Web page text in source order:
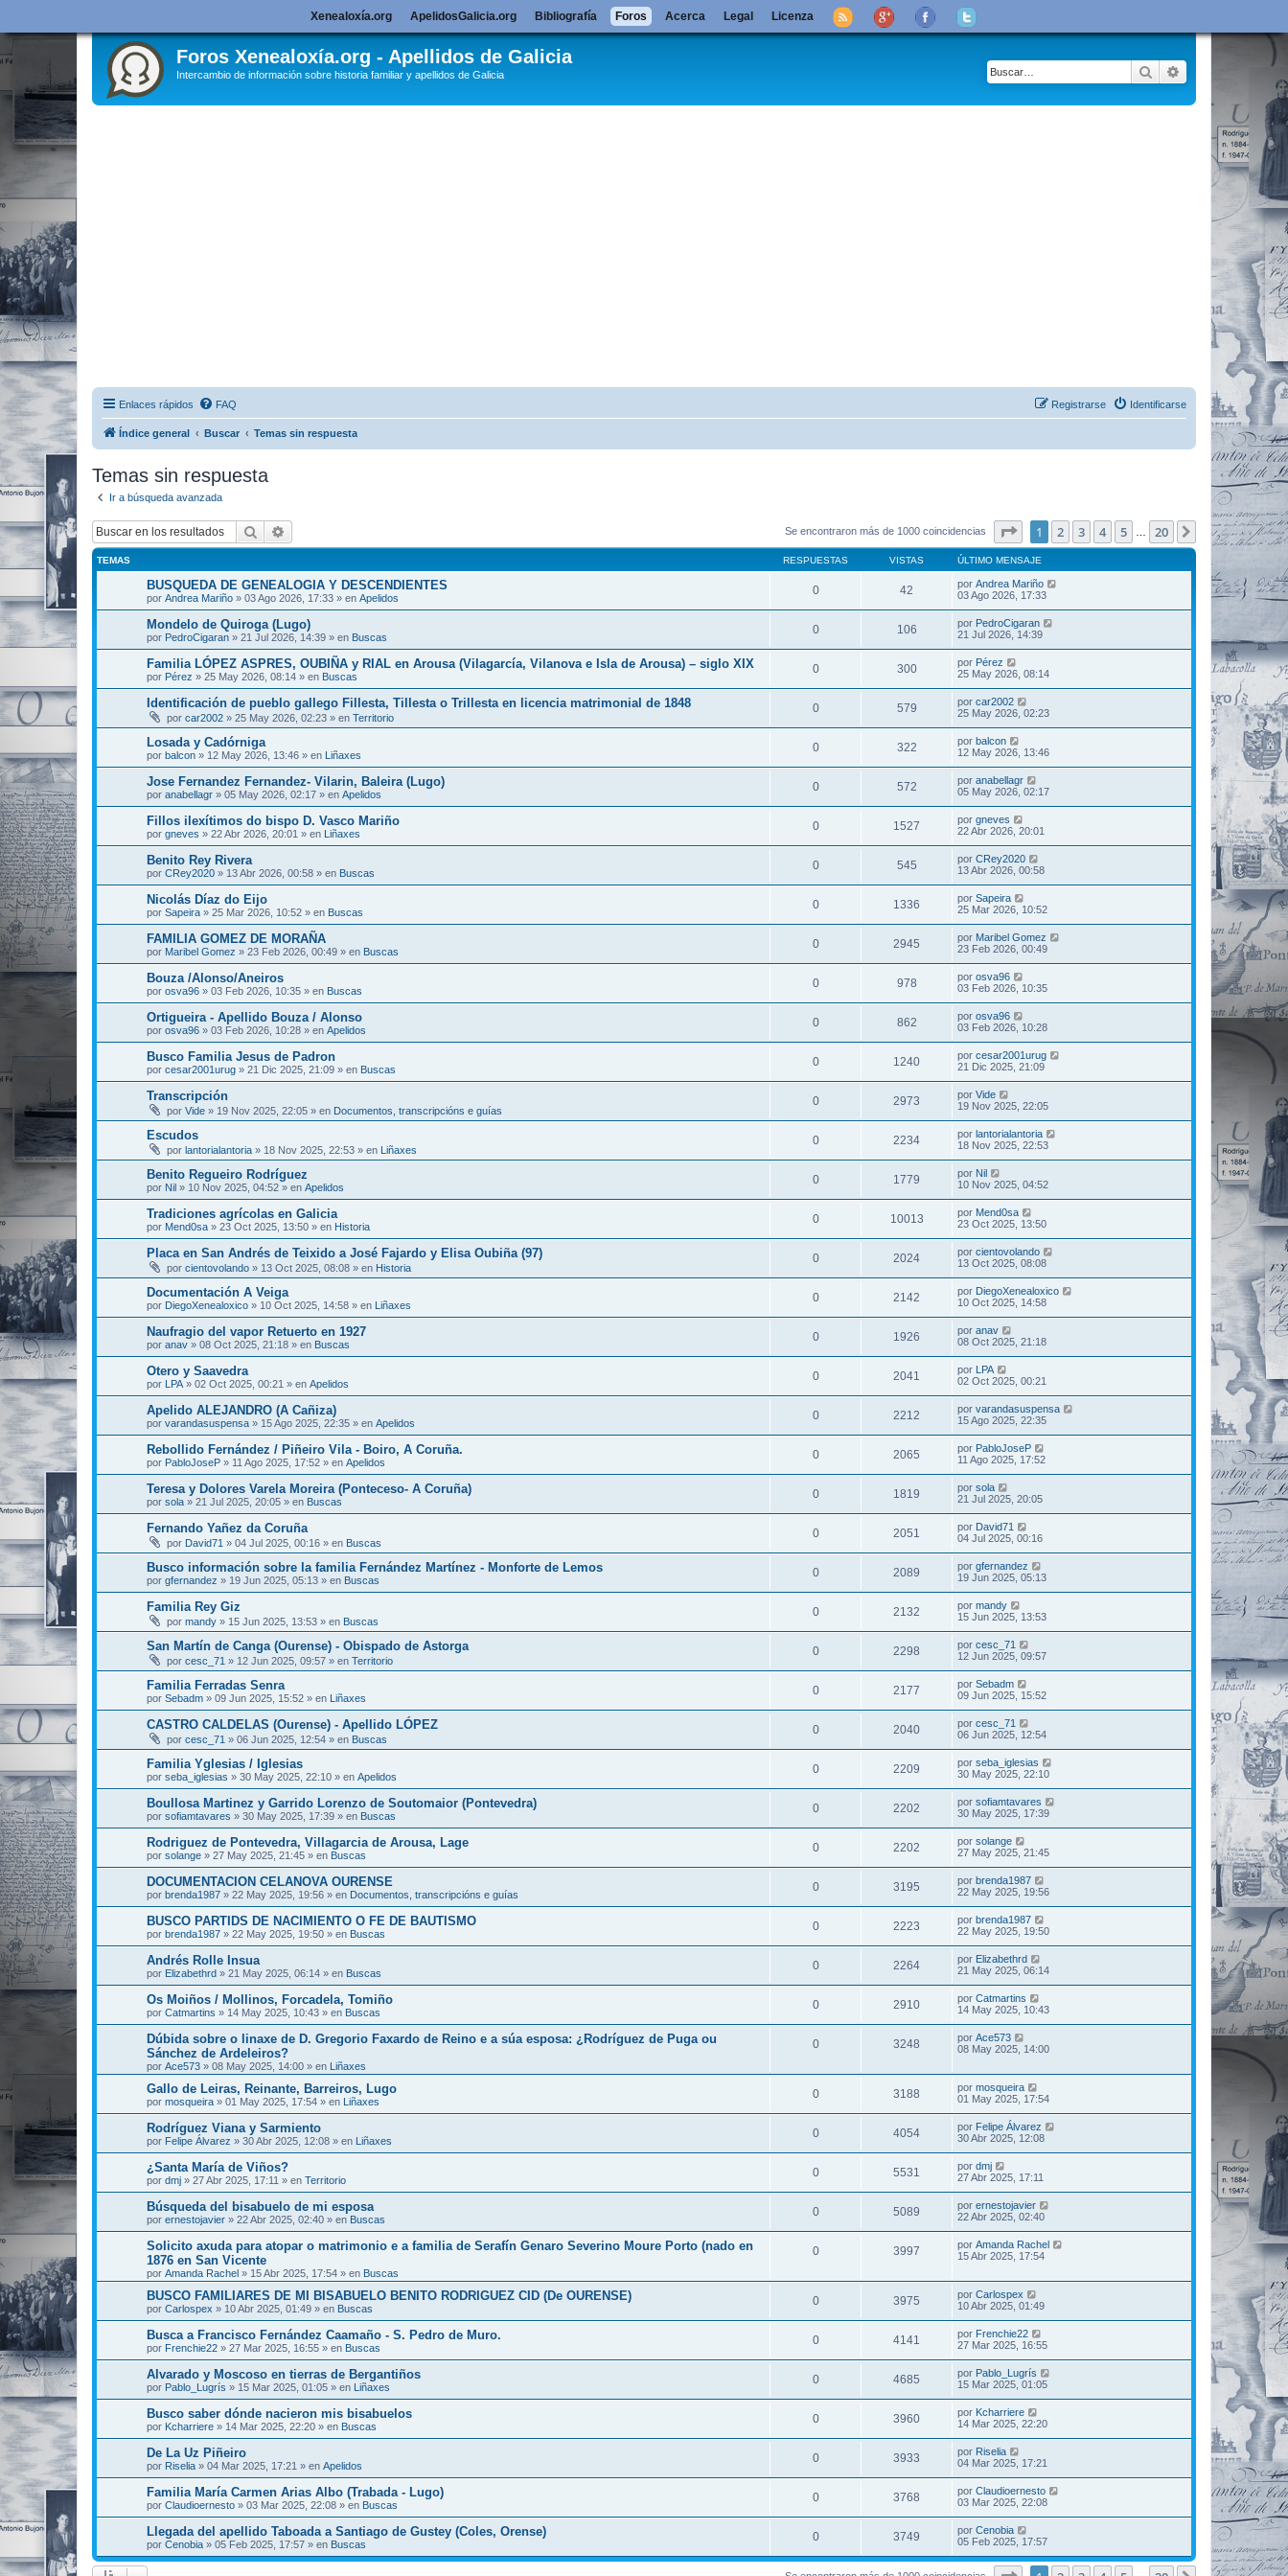
Foros Xenealoxía.org - Apellidos de Galicia
Intercambio de información sobre historia familiar y apellidos de Galicia Buscar Búsqueda
Enlaces rápidos FAQ Identificarse
Registrarse
Índice general Buscar Temas sin respuesta
Temas sin respuesta
Ir a búsqueda avanzada
Buscar Se encontraron más de 1000 coincidencias Página1 de 20
1 2 3 4 5 20 Siguiente
TEMAS RESPUESTAS VISTAS ÚLTIMO MENSAJE
BUSQUEDA DE GENEALOGIA Y DESCENDIENTES
por Andrea Mariño » 03 Ago 2026, 17:33 » en Apelidos
0 42 por Andrea Mariño
03 Ago 2026, 17:33
Mondelo de Quiroga (Lugo)
por PedroCigaran » 21 Jul 2026, 14:39 » en Buscas
0 106 por PedroCigaran
21 Jul 2026, 14:39
Familia LÓPEZ ASPRES, OUBIÑA y RIAL en Arousa (Vilagarcía, Vilanova e Isla de Arousa) – siglo XIX
por Pérez » 25 May 2026, 08:14 » en Buscas
0 300 por Pérez
25 May 2026, 08:14
Identificación de pueblo gallego Fillesta, Tillesta o Trillesta en licencia matrimonial de 1848
por car2002 » 25 May 2026, 02:23 » en Territorio
0 579 por car2002
25 May 2026, 02:23
Losada y Cadórniga
por balcon » 12 May 2026, 13:46 » en Liñaxes
0 322 por balcon
12 May 2026, 13:46
Jose Fernandez Fernandez- Vilarin, Baleira (Lugo)
por anabellagr » 05 May 2026, 02:17 » en Apelidos
0 572 por anabellagr
05 May 2026, 02:17
Fillos ilexítimos do bispo D. Vasco Mariño
por gneves » 22 Abr 2026, 20:01 » en Liñaxes
0 1527 por gneves
22 Abr 2026, 20:01
Benito Rey Rivera
por CRey2020 » 13 Abr 2026, 00:58 » en Buscas
0 545 por CRey2020
13 Abr 2026, 00:58
Nicolás Díaz do Eijo
por Sapeira » 25 Mar 2026, 10:52 » en Buscas
0 1336 por Sapeira
25 Mar 2026, 10:52
FAMILIA GOMEZ DE MORAÑA
por Maribel Gomez » 23 Feb 2026, 00:49 » en Buscas
0 2945 por Maribel Gomez
23 Feb 2026, 00:49
Bouza /Alonso/Aneiros
por osva96 » 03 Feb 2026, 10:35 » en Buscas
0 978 por osva96
03 Feb 2026, 10:35
Ortigueira - Apellido Bouza / Alonso
por osva96 » 03 Feb 2026, 10:28 » en Apelidos
0 862 por osva96
03 Feb 2026, 10:28
Busco Familia Jesus de Padron
por cesar2001urug » 21 Dic 2025, 21:09 » en Buscas
0 1240 por cesar2001urug
21 Dic 2025, 21:09
Transcripción
por Vide » 19 Nov 2025, 22:05 » en Documentos, transcripcións e guías
0 2973 por Vide
19 Nov 2025, 22:05
Escudos
por lantorialantoria » 18 Nov 2025, 22:53 » en Liñaxes
0 2234 por lantorialantoria
18 Nov 2025, 22:53
Benito Regueiro Rodríguez
por Nil » 10 Nov 2025, 04:52 » en Apelidos
0 1779 por Nil
10 Nov 2025, 04:52
Tradiciones agrícolas en Galicia
por Mend0sa » 23 Oct 2025, 13:50 » en Historia
0 10013 por Mend0sa
23 Oct 2025, 13:50
Placa en San Andrés de Teixido a José Fajardo y Elisa Oubiña (97)
por cientovolando » 13 Oct 2025, 08:08 » en Historia
0 2024 por cientovolando
13 Oct 2025, 08:08
Documentación A Veiga
por DiegoXenealoxico » 10 Oct 2025, 14:58 » en Liñaxes
0 2142 por DiegoXenealoxico
10 Oct 2025, 14:58
Naufragio del vapor Retuerto en 1927
por anav » 08 Oct 2025, 21:18 » en Buscas
0 1926 por anav
08 Oct 2025, 21:18
Otero y Saavedra
por LPA » 02 Oct 2025, 00:21 » en Apelidos
0 2041 por LPA
02 Oct 2025, 00:21
Apelido ALEJANDRO (A Cañiza)
por varandasuspensa » 15 Ago 2025, 22:35 » en Apelidos
0 2212 por varandasuspensa
15 Ago 2025, 22:35
Rebollido Fernández / Piñeiro Vila - Boiro, A Coruña.
por PabloJoseP » 11 Ago 2025, 17:52 » en Apelidos
0 2065 por PabloJoseP
11 Ago 2025, 17:52
Teresa y Dolores Varela Moreira (Ponteceso- A Coruña)
por sola » 21 Jul 2025, 20:05 » en Buscas
0 1819 por sola
21 Jul 2025, 20:05
Fernando Yañez da Coruña
por David71 » 04 Jul 2025, 00:16 » en Buscas
0 2051 por David71
04 Jul 2025, 00:16
Busco información sobre la familia Fernández Martínez - Monforte de Lemos
por gfernandez » 19 Jun 2025, 05:13 » en Buscas
0 2089 por gfernandez
19 Jun 2025, 05:13
Familia Rey Giz
por mandy » 15 Jun 2025, 13:53 » en Buscas
0 2132 por mandy
15 Jun 2025, 13:53
San Martín de Canga (Ourense) - Obispado de Astorga
por cesc_71 » 12 Jun 2025, 09:57 » en Territorio
0 2298 por cesc_71
12 Jun 2025, 09:57
Familia Ferradas Senra
por Sebadm » 09 Jun 2025, 15:52 » en Liñaxes
0 2177 por Sebadm
09 Jun 2025, 15:52
CASTRO CALDELAS (Ourense) - Apellido LÓPEZ
por cesc_71 » 06 Jun 2025, 12:54 » en Buscas
0 2040 por cesc_71
06 Jun 2025, 12:54
Familia Yglesias / Iglesias
por seba_iglesias » 30 May 2025, 22:10 » en Apelidos
0 2209 por seba_iglesias
30 May 2025, 22:10
Boullosa Martinez y Garrido Lorenzo de Soutomaior (Pontevedra)
por sofiamtavares » 30 May 2025, 17:39 » en Buscas
0 2202 por sofiamtavares
30 May 2025, 17:39
Rodriguez de Pontevedra, Villagarcia de Arousa, Lage
por solange » 27 May 2025, 21:45 » en Buscas
0 2202 por solange
27 May 2025, 21:45
DOCUMENTACION CELANOVA OURENSE
por brenda1987 » 22 May 2025, 19:56 » en Documentos, transcripcións e guías
0 3195 por brenda1987
22 May 2025, 19:56
BUSCO PARTIDS DE NACIMIENTO O FE DE BAUTISMO
por brenda1987 » 22 May 2025, 19:50 » en Buscas
0 2223 por brenda1987
22 May 2025, 19:50
Andrés Rolle Insua
por Elizabethrd » 21 May 2025, 06:14 » en Buscas
0 2264 por Elizabethrd
21 May 2025, 06:14
Os Moiños / Mollinos, Forcadela, Tomiño
por Catmartins » 14 May 2025, 10:43 » en Buscas
0 2910 por Catmartins
14 May 2025, 10:43
Dúbida sobre o linaxe de D. Gregorio Faxardo de Reino e a súa esposa: ¿Rodríguez de Puga ou
Sánchez de Ardeleiros?
por Ace573 » 08 May 2025, 14:00 » en Liñaxes
0 3248 por Ace573
08 May 2025, 14:00
Gallo de Leiras, Reinante, Barreiros, Lugo
por mosqueira » 01 May 2025, 17:54 » en Liñaxes
0 3188 por mosqueira
01 May 2025, 17:54
Rodríguez Viana y Sarmiento
por Felipe Álvarez » 30 Abr 2025, 12:08 » en Liñaxes
0 4054 por Felipe Álvarez
30 Abr 2025, 12:08
¿Santa María de Viños?
por dmj » 27 Abr 2025, 17:11 » en Territorio
0 5531 por dmj
27 Abr 2025, 17:11
Búsqueda del bisabuelo de mi esposa
por ernestojavier » 22 Abr 2025, 02:40 » en Buscas
0 5089 por ernestojavier
22 Abr 2025, 02:40
Solicito axuda para atopar o matrimonio e a familia de Serafín Genaro Severino Moure Porto (nado en
1876 en San Vicente
por Amanda Rachel » 15 Abr 2025, 17:54 » en Buscas
0 3997 por Amanda Rachel
15 Abr 2025, 17:54
BUSCO FAMILIARES DE MI BISABUELO BENITO RODRIGUEZ CID (De OURENSE)
por Carlospex » 10 Abr 2025, 01:49 » en Buscas
0 3975 por Carlospex
10 Abr 2025, 01:49
Busca a Francisco Fernández Caamaño - S. Pedro de Muro.
por Frenchie22 » 27 Mar 2025, 16:55 » en Buscas
0 4141 por Frenchie22
27 Mar 2025, 16:55
Alvarado y Moscoso en tierras de Bergantiños
por Pablo_Lugrís » 15 Mar 2025, 01:05 » en Liñaxes
0 4685 por Pablo_Lugrís
15 Mar 2025, 01:05
Busco saber dónde nacieron mis bisabuelos
por Kcharriere » 14 Mar 2025, 22:20 » en Buscas
0 3960 por Kcharriere
14 Mar 2025, 22:20
De La Uz Piñeiro
por Riselia » 04 Mar 2025, 17:21 » en Apelidos
0 3933 por Riselia
04 Mar 2025, 17:21
Familia María Carmen Arias Albo (Trabada - Lugo)
por Claudioernesto » 03 Mar 2025, 22:08 » en Buscas
0 3768 por Claudioernesto
03 Mar 2025, 22:08
Llegada del apellido Taboada a Santiago de Gustey (Coles, Orense)
por Cenobia » 05 Feb 2025, 17:57 » en Buscas
0 3749 por Cenobia
05 Feb 2025, 17:57
Xenealoxía.org ApelidosGalicia.org Bibliografía Foros Acerca Legal Licenza